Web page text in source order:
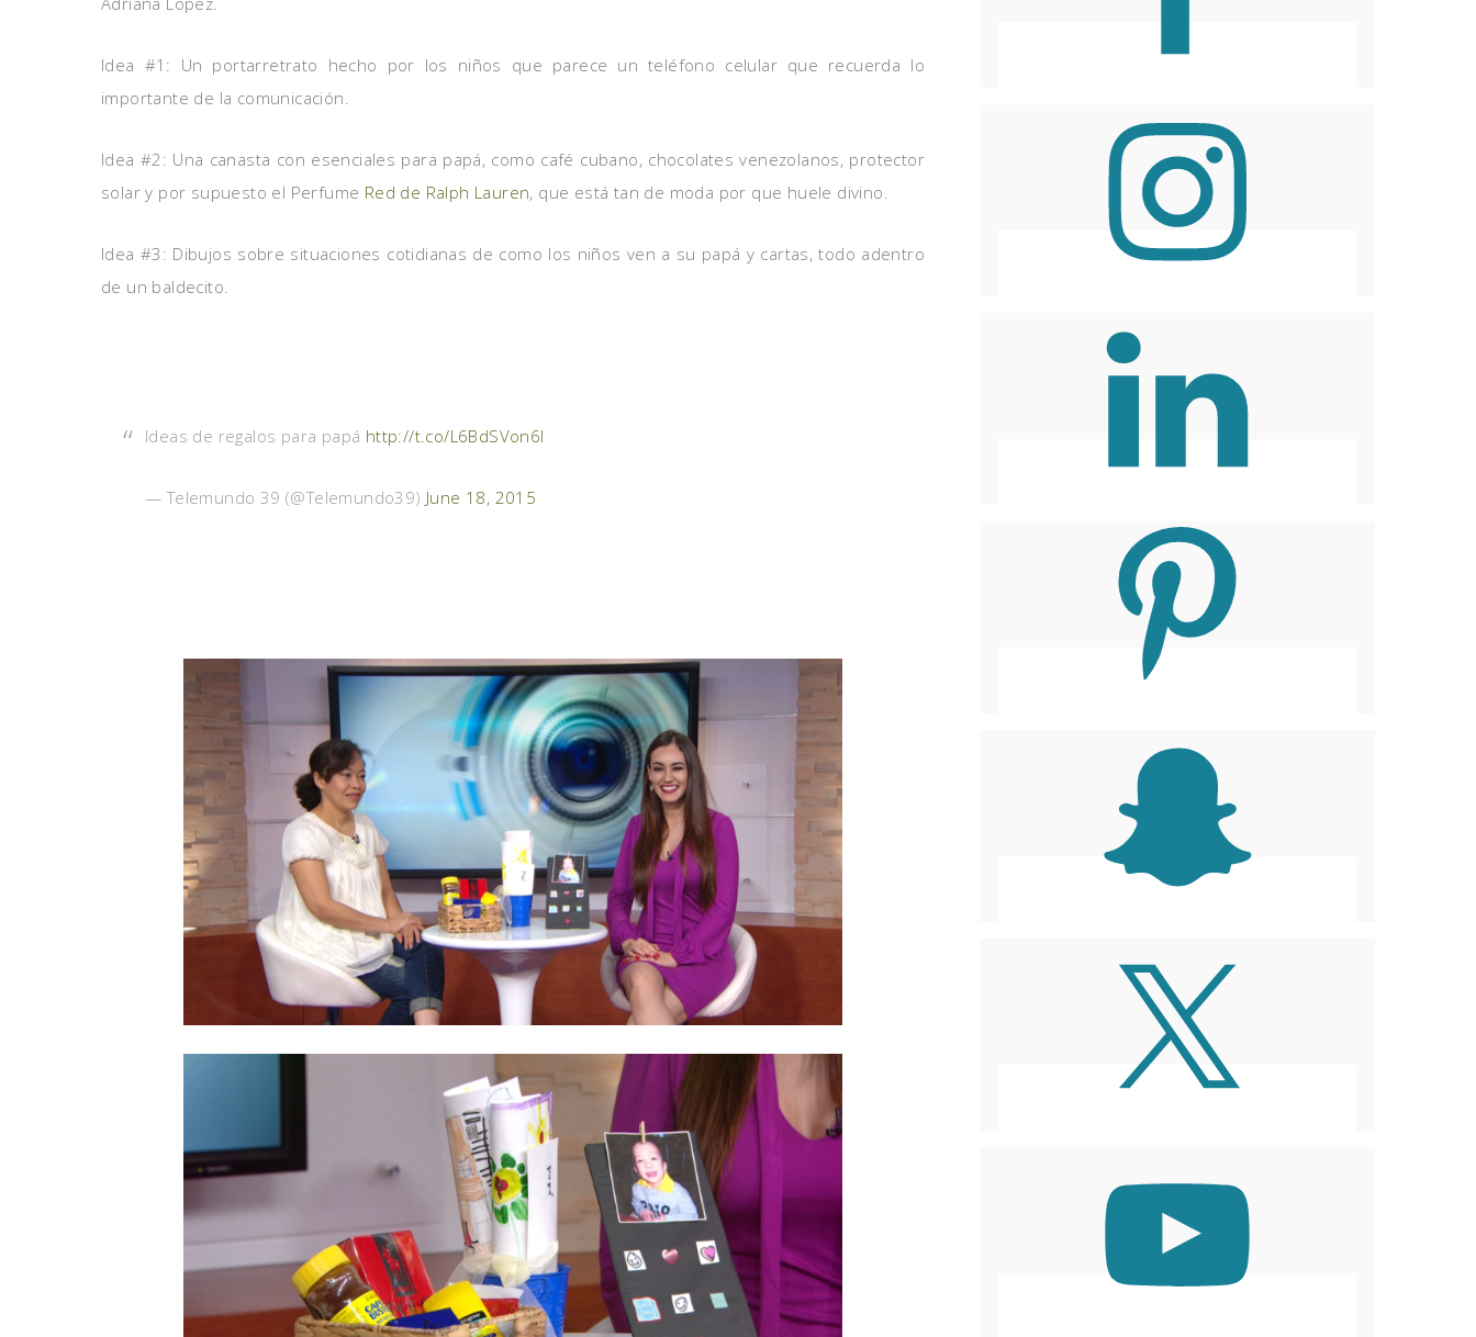
Idea #1: Un portarretrato hecho por los niños que parece un teléfono celular que recuerda lo
importante de la comunicación.
Idea #2: Una canasta con esenciales para papá, como café cubano, chocolates venezolanos, protector
solar y por supuesto el Perfume Red de Ralph Lauren, que está tan de moda por que huele divino.
Idea #3: Dibujos sobre situaciones cotidianas de como los niños ven a su papá y cartas, todo adentro
de un baldecito.
Ideas de regalos para papá http://t.co/L6BdSVon6l
— Telemundo 39 (@Telemundo39) June 18, 2015